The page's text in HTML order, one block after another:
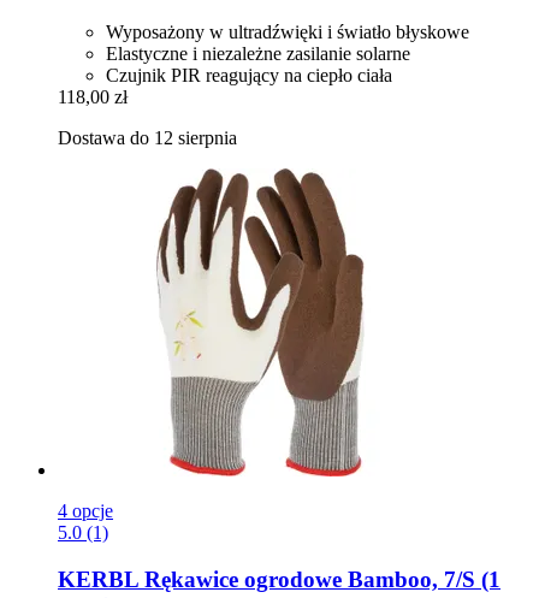
Wyposażony w ultradźwięki i światło błyskowe
Elastyczne i niezależne zasilanie solarne
Czujnik PIR reagujący na ciepło ciała
118,00 zł
Dostawa do 12 sierpnia
4 opcje
5.0 (1)
KERBL Rękawice ogrodowe Bamboo, 7/S (1